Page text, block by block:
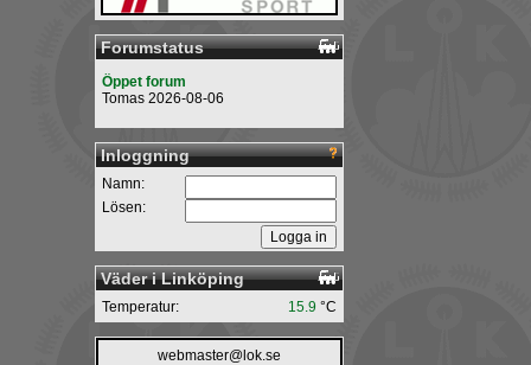
Forumstatus
Öppet forum
Tomas 2026-08-06
Inloggning
Namn:
Lösen:
Väder i Linköping
15.9 °C
Temperatur:
webmaster@lok.se